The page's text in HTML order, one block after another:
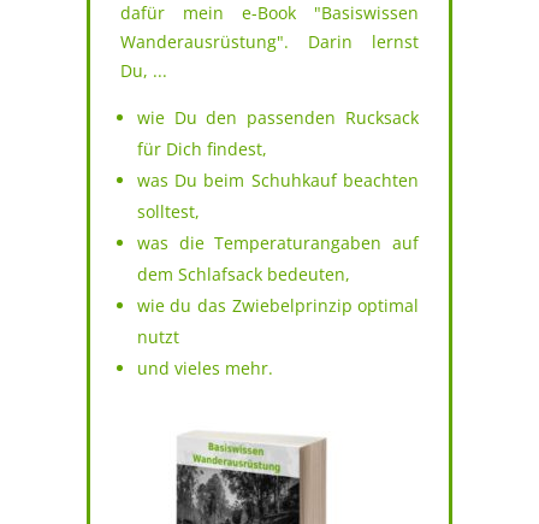
dafür mein e-Book "Basiswissen
Wanderausrüstung". Darin lernst
Du, ...
wie Du den passenden Rucksack
für Dich findest,
was Du beim Schuhkauf beachten
solltest,
was die Temperaturangaben auf
dem Schlafsack bedeuten,
wie du das Zwiebelprinzip optimal
nutzt
und vieles mehr.